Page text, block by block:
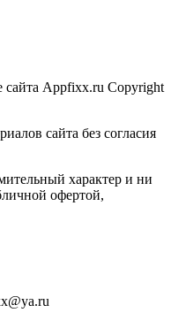
Appfixx.ru Copyright
сайта без согласия
характер и ни
офертой,